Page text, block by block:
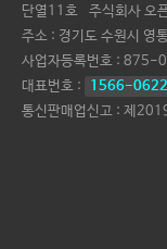
단열11호
주식회사 오
주소 : 경기도 수원시
사업자등록번호 : 875-
대표번호 :
1566-
통신판매업신고 : 제